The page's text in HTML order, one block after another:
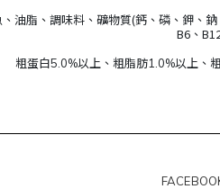
油脂、調味料、礦物質(鈣、磷、鉀、
B6、
粗蛋白5.0%以上、粗脂肪1.0%以上、